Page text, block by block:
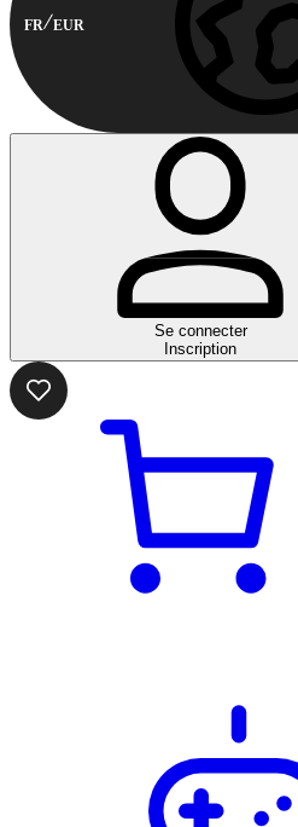
FR EUR
Se connecter
Inscription